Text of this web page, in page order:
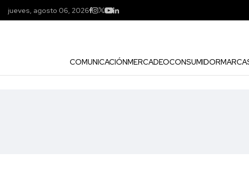
jueves, agosto 06, 2026
COMUNICACIÓNMERCADEOCONSUMIDOR